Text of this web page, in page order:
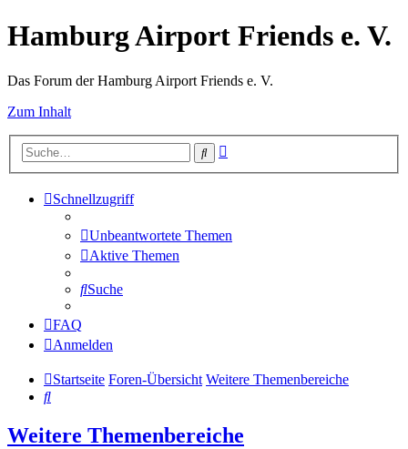
Hamburg Airport Friends e. V.
Das Forum der Hamburg Airport Friends e. V.
Zum Inhalt
Suche
Schnellzugriff
Unbeantwortete Themen
Aktive Themen
Suche
FAQ
Anmelden
Startseite Foren-Übersicht Weitere Themenbereiche
Suche
Weitere Themenbereiche